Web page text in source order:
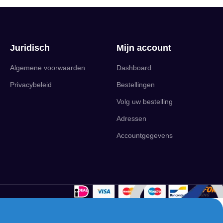
Juridisch
Algemene voorwaarden
Privacybeleid
Mijn account
Dashboard
Bestellingen
Volg uw bestelling
Adressen
Accountgegevens